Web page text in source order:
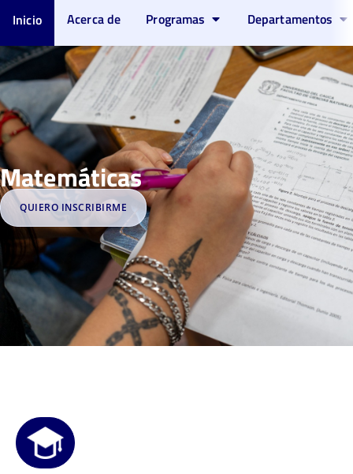
Inicio Acerca de Programas Departamentos
Matemáticas
QUIERO INSCRIBIRME